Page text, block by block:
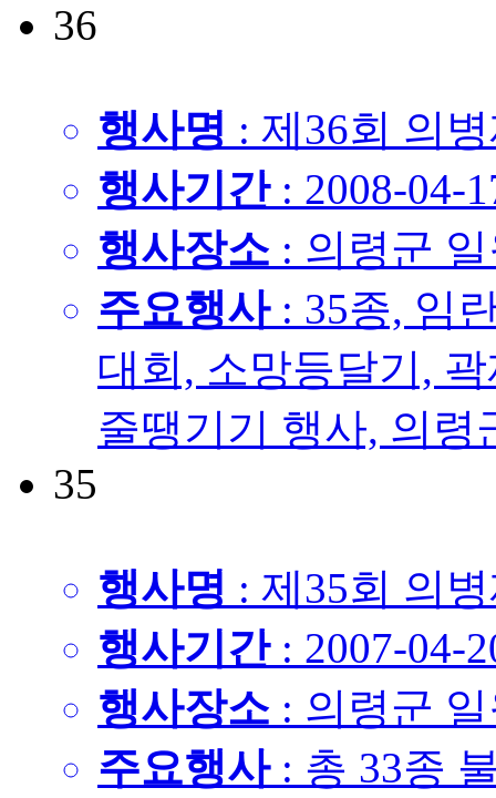
36
행사명 : 제36회 의
행사기간: 2008-04-
행사장소 : 의령군
주요행사: 35종, 임
대회, 소망등달기,
줄땡기기 행사, 의령
35
행사명 : 제35회 의
행사기간: 2007-04-
행사장소 : 의령군
주요행사: 총 33종